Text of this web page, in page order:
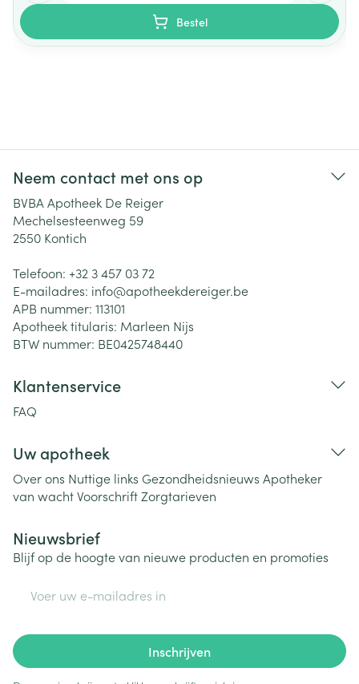
Bestel
Neem contact met ons op
BVBA Apotheek De Reiger
Mechelsesteenweg 59
2550 Kontich
Telefoon: +32 3 457 03 72
E-mailadres: info@apotheekdereiger.be
APB nummer: 113101
Apotheek titularis: Marleen Nijs
BTW nummer: BE0425748440
Klantenservice
FAQ
Uw apotheek
Over ons Nuttige links Gezondheidsnieuws Apotheker
van wachtVoorschriftZorgtarieven
Nieuwsbrief
Blijf op de hoogte van nieuwe producten en promoties
Inschrijven